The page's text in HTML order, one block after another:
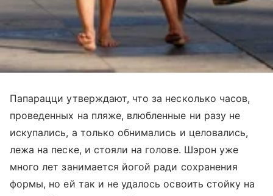
Папарацци утверждают, что за несколько часов,
проведенных на пляже, влюбленные ни разу не
искупались, а только обнимались и целовались,
лежа на песке, и стояли на голове. Шэрон уже
много лет занимается йогой ради сохранения
формы, но ей так и не удалось освоить стойку на